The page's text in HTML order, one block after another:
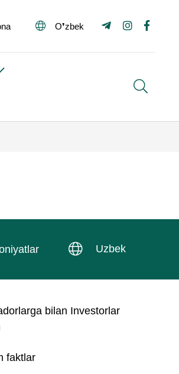
O❜zbek
Uzbek
bilan Investorlar
faktlar